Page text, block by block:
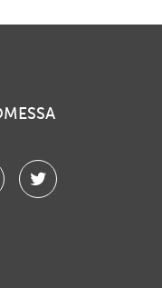
Twitter